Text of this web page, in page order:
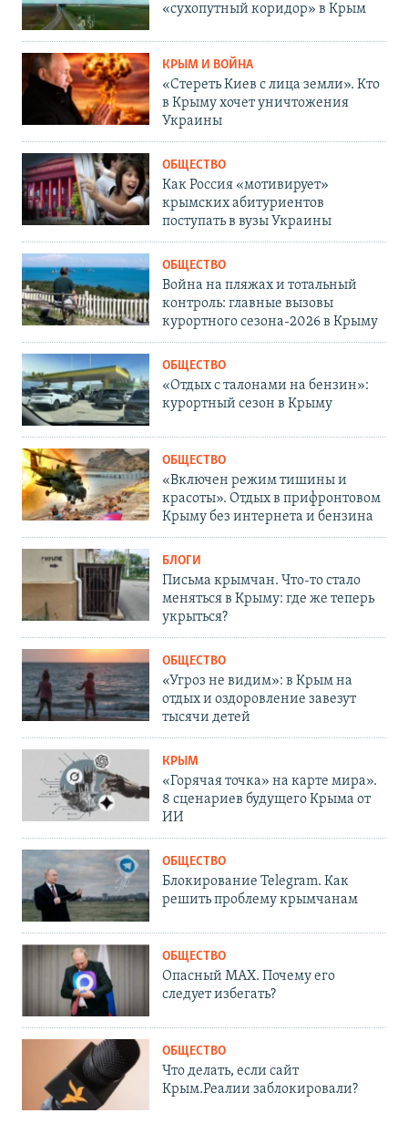
«сухопутный коридор» в Крым
КРЫМ И ВОЙНА
«Стереть Киев с лица земли». Кто
в Крыму хочет уничтожения
Украины
ОБЩЕСТВО
Как Россия «мотивирует»
крымских абитуриентов
поступать в вузы Украины
ОБЩЕСТВО
Война на пляжах и тотальный
контроль: главные вызовы
курортного сезона-2026 в Крыму
ОБЩЕСТВО
«Отдых с талонами на бензин»:
курортный сезон в Крыму
ОБЩЕСТВО
«Включен режим тишины и
красоты». Отдых в прифронтовом
Крыму без интернета и бензина
БЛОГИ
Письма крымчан. Что-то стало
меняться в Крыму: где же теперь
укрыться?
ОБЩЕСТВО
«Угроз не видим»: в Крым на
отдых и оздоровление завезут
тысячи детей
КРЫМ
«Горячая точка» на карте мира».
8 сценариев будущего Крыма от
ИИ
ОБЩЕСТВО
Блокирование Telegram. Как
решить проблему крымчанам
ОБЩЕСТВО
Опасный MAX. Почему его
следует избегать?
ОБЩЕСТВО
Что делать, если сайт
Крым.Реалии заблокировали?